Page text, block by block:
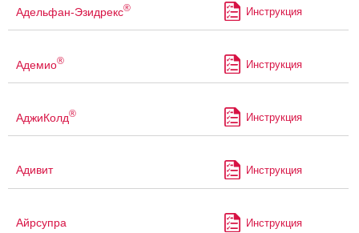
Адельфан-Эзидрекс® Инструкция
Адемио® Инструкция
АджиКолд® Инструкция
Адивит Инструкция
Айрсупра Инструкция